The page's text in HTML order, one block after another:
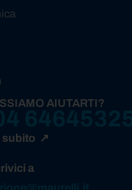
AIUTARTI?
subito ↗
a